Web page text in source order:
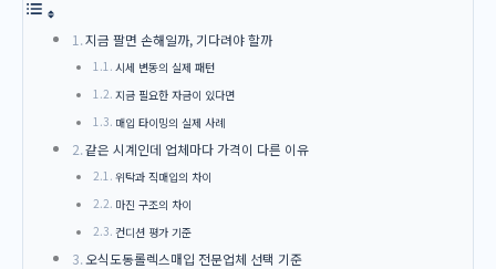
지금 팔면 손해일까, 기다려야 할까
시세 변동의 실제 패턴
지금 필요한 자금이 있다면
매입 타이밍의 실제 사례
같은 시계인데 업체마다 가격이 다른 이유
위탁과 직매입의 차이
마진 구조의 차이
컨디션 평가 기준
오식도동롤렉스매입 전문업체 선택 기준